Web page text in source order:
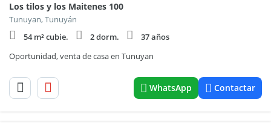
Los tilos y los Maitenes 100
Tunuyan, Tunuyán
54 m² cubie.
2 dorm.
37 años
Oportunidad, venta de casa en Tunuyan
WhatsApp Contactar